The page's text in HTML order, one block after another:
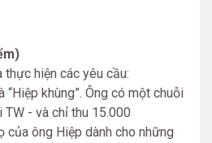
hiện các yêu cầu:
khùng”. Ông có một chuỗi
- và chỉ thu 15.000
ông Hiệp dành cho những